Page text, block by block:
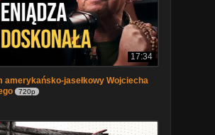
17:34
amerykańsko-jasełkowy Wojciecha
720p